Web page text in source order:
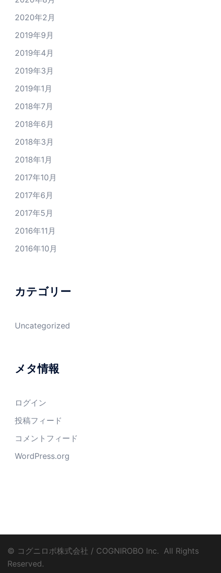
2020年2月
2019年9月
2019年4月
2019年3月
2019年1月
2018年7月
2018年6月
2018年3月
2018年1月
2017年10月
2017年6月
2017年5月
2016年11月
2016年10月
カテゴリー
Uncategorized
メタ情報
ログイン
投稿フィード
コメントフィード
WordPress.org
© コグニロボ株式会社 / COGNIROBO Inc. ­ All Rights
Reserved.